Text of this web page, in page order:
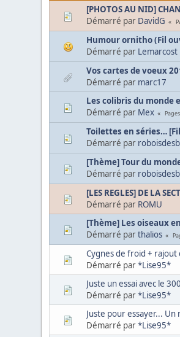
[PHOTOS AU NID]
Démarré par DavidG
Humour ornitho (Fil
Démarré par Lemarcost
Vos cartes de voeux
Démarré par marc17
Les colibris du monde
Démarré par Mex Pages
Toilettes en séries…
Démarré par
[Thème] Tour du
Démarré par
[LES REGLES] DE LA
Démarré par ROMU
[Thème] Les oiseaux
Démarré parthalios
Cygnes de froid + rajout
Démarré par*Lise95*
Juste un essai avec le
Démarré par*Lise95*
Juste pour essayer...
Démarré par*Lise95*